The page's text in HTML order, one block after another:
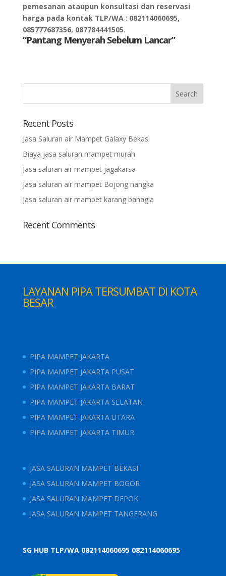
pemesanan ataupun konsultasi dan reservasi
harga pada kontak TLP/WA : 082114060695,
085777687356, 087784441505.
“Pantang Menyerah Sebelum Lancar”
Recent Posts
Jasa Saluran air Mampet Galaxy Bekasi
Biaya jasa saluran mampet murah
Jasa saluran air mampet jagakarsa
Jasa saluran air mampet Bojong nangka
jasa saluran air mampet karang bahagia
Recent Comments
LAYANAN PIPA TERSUMBAT DI KOTA
BESAR
PIPA MAMPET JAKARTA
PIPA MAMPET JAKARTA PUSAT
PIPA MAMPET JAKARTA BARAT
PIPA MAMPET JAKARTA SELATAN
PIPA MAMPET JAKARTA UTARA
PIPA MAMPET JAKARTA TIMUR
JASA SALURAN MAMPET BEKASI
JASA SALURAN MAMPET BOGOR
JASA SALURAN MAMPET DEPOK
JASA SALURAN MAMPET TANGERANG
SG HUB TLP/WA 082114060695 082114060695